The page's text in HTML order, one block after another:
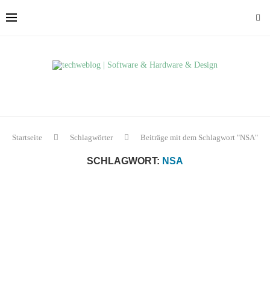
Startseite Schlagwörter Beiträge mit dem Schlagwort "NSA"
SCHLAGWORT: NSA